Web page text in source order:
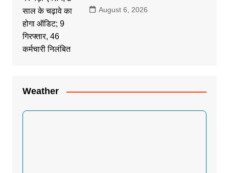
August 6, 2026
Weather